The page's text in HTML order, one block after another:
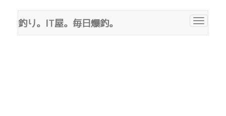
Toggle
釣り。IT屋。毎日爆釣。